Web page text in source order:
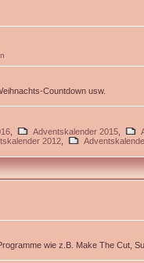
Countdown usw.
Adventskalender 2015
2012
wie z.B. Make The Cut,